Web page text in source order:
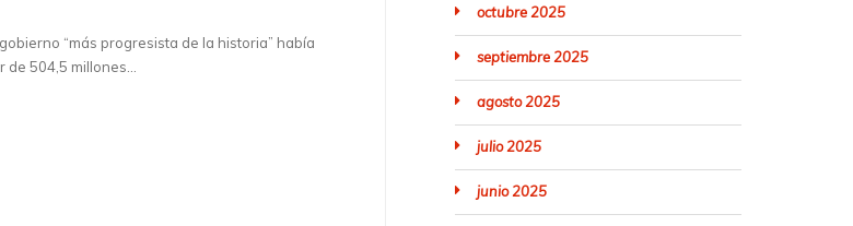
“más progresista de la historia” había
504,5 millones…
octubre 2025
septiembre 2025
agosto 2025
julio 2025
junio 2025